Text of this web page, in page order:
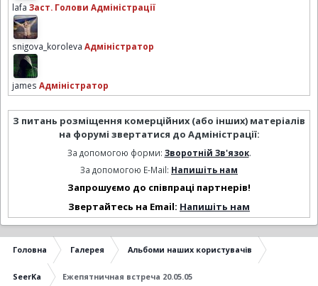
lafa Заст. Голови Адміністрації
snigova_koroleva Адміністратор
james Адміністратор
З питань розміщення комерційних (або інших) матеріалів
на форумі звертатися до Адміністрації:
За допомогою форми: Зворотній Зв'язок.
За допомогою E-Mail: Напишіть нам
Запрошуємо до співпраці партнерів!
Звертайтесь на Email: Напишіть нам
Головна Галерея Альбоми наших користувачів
SeerKa Ежепятничная встреча 20.05.05